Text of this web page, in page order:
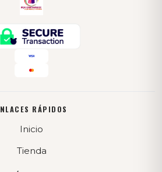
RÁPIDOS
Inicio
Tienda